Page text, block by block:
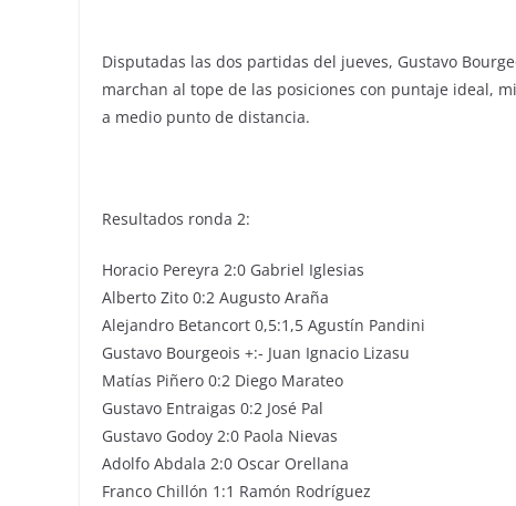
Disputadas las dos partidas del jueves, Gustavo
marchan al tope de las posiciones con puntaje ideal,
a medio punto de distancia.
Resultados ronda 2:
Horacio Pereyra 2:0 Gabriel Iglesias
Alberto Zito 0:2 Augusto Araña
Alejandro Betancort 0,5:1,5 Agustín Pandini
Gustavo Bourgeois +:- Juan Ignacio Lizasu
Matías Piñero 0:2 Diego Marateo
Gustavo Entraigas 0:2 José Pal
Gustavo Godoy 2:0 Paola Nievas
Adolfo Abdala 2:0 Oscar Orellana
Franco Chillón 1:1 Ramón Rodríguez